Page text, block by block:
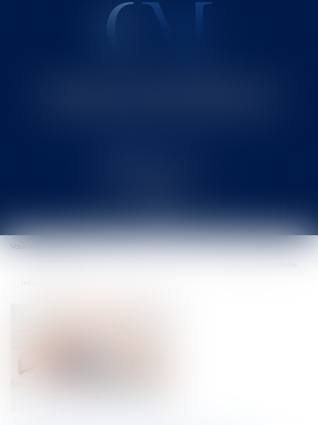
Ouvrir
le
menu
Vous êtes ici :